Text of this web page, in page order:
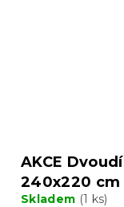
AKCE
240x220 cm
Skladem (1 ks)